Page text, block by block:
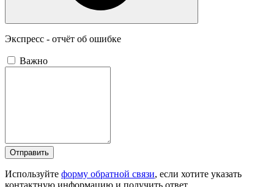
Экспресс - отчёт об ошибке
Важно
Отправить
Используйте форму обратной связи, если хотите указать